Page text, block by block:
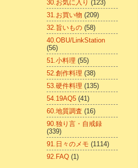
30.お気に入り (123)
31.お買い物 (209)
32.旨いもの (58)
40.OBU/LinkStation
(56)
51.小料理 (55)
52.創作料理 (38)
53.硬件料理 (135)
54.19AQ5 (41)
60.地質調査 (16)
90.独り言・自戒録
(339)
91.日々のメモ (1114)
92.FAQ (1)